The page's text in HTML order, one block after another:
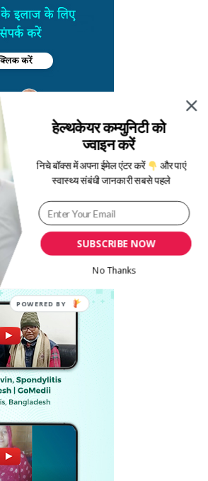
SUBSCRIBE NOW
हेल्थकेयर कम्युनिटी को
ज्वाइन करें
निचे बॉक्स में अपना ईमेल एंटर करें और पाएं
स्वास्थ्य संबंधी जानकारी सबसे पहले
No Thanks
POWERED BY